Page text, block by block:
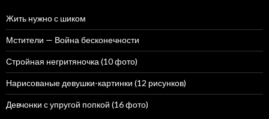
Жить нужно с шиком
Мстители — Война бесконечности
Стройная негритяночка (10 фото)
Нарисованые девушки-картинки (12 рисунков)
Девчонки с упругой попкой (16 фото)